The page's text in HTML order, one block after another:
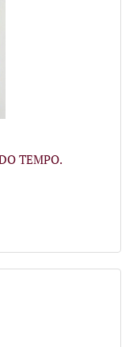
TEMPO.